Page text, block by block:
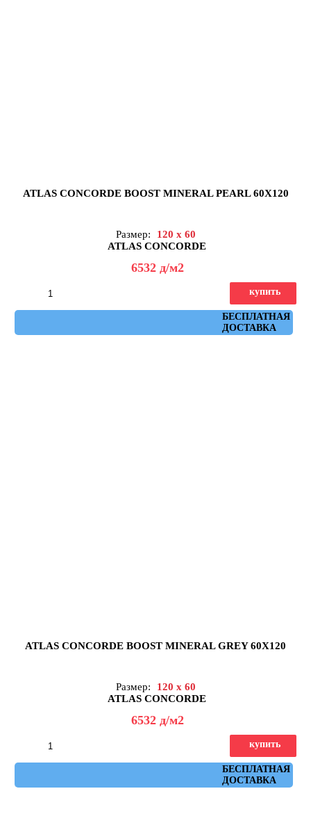
ATLAS CONCORDE BOOST MINERAL PEARL 60X120
Размер:
120 x 60
ATLAS CONCORDE
6532 д/м2
БЕСПЛАТНАЯ
ДОСТАВКА
купить
ATLAS CONCORDE BOOST MINERAL GREY 60X120
Размер:
120 x 60
ATLAS CONCORDE
6532 д/м2
БЕСПЛАТНАЯ
ДОСТАВКА
купить